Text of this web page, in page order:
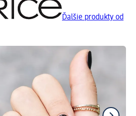
Ďalšie produkty od